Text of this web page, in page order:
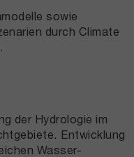
sowie
durch Climate
der Hydrologie im
Entwicklung
Wasser-